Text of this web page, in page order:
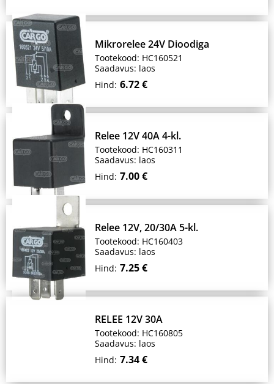
Mikrorelee 24V Dioodiga
Tootekood: HC160521
Saadavus: laos
Hind: 6.72 €
Relee 12V 40A 4-kl.
Tootekood: HC160311
Saadavus: laos
Hind: 7.00 €
Relee 12V, 20/30A 5-kl.
Tootekood: HC160403
Saadavus: laos
Hind: 7.25 €
RELEE 12V 30A
Tootekood: HC160805
Saadavus: laos
Hind: 7.34 €